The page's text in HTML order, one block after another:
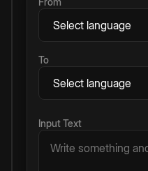
To
Input Text